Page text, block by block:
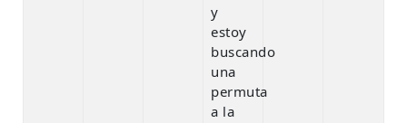
y
estoy
buscando
una
permuta
a la